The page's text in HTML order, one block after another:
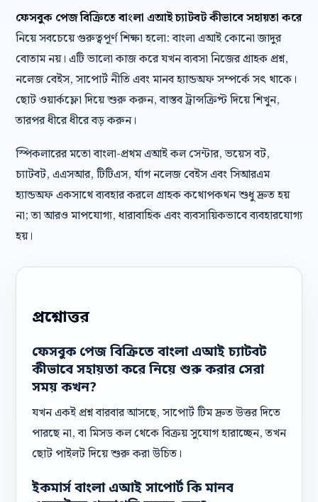
ফেসবুক পেজ বিক্রিতে বাংলা এআই চ্যাটবট কীভাবে সহায়তা করে
নিয়ে সবচেয়ে গুরুত্বপূর্ণ শিক্ষা হলো: বাংলা এআই কোনো জাদুর
বোতাম নয়। এটি ভালো কাজ করে যখন ব্যবসা নিজের গ্রাহক প্রশ্ন,
নলেজ বেইস, সাপোর্ট নীতি এবং মানব হ্যান্ডঅফ সম্পর্কে সৎ থাকে।
ছোট ওয়ার্কফ্লো দিয়ে শুরু করুন, বাস্তব ট্রান্সক্রিপ্ট দিয়ে শিখুন,
তারপর ধীরে ধীরে বড় করুন।
স্পিকলারের মতো বাংলা-প্রথম এআই কল সেন্টার, ভয়েস বট,
চ্যাটবট, এএসআর, টিটিএস, র্যাগ নলেজ বেইস এবং সিআরএম
হ্যান্ডঅফ একসাথে ব্যবহার করলে গ্রাহক কথোপকথন শুধু দ্রুত হয়
না; তা আরও মাপযোগ্য, ধারাবাহিক এবং ব্যবসায়িকভাবে ব্যবহারযোগ্য
হয়।
প্রশ্নোত্তর
ফেসবুক পেজ বিক্রিতে বাংলা এআই চ্যাটবট
কীভাবে সহায়তা করে নিয়ে শুরু করার সেরা
সময় কখন?
যখন একই প্রশ্ন বারবার আসছে, সাপোর্ট টিম দ্রুত উত্তর দিতে
পারছে না, বা মিসড কল থেকে বিক্রয় সুযোগ হারাচ্ছেন, তখন
ছোট পাইলট দিয়ে শুরু করা উচিত।
ইকমার্স বাংলা এআই সাপোর্ট কি মানব